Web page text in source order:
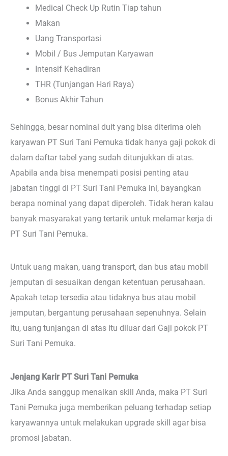
Medical Check Up Rutin Tiap tahun
Makan
Uang Transportasi
Mobil / Bus Jemputan Karyawan
Intensif Kehadiran
THR (Tunjangan Hari Raya)
Bonus Akhir Tahun
Sehingga, besar nominal duit yang bisa diterima oleh
karyawan PT Suri Tani Pemuka tidak hanya gaji pokok di
dalam daftar tabel yang sudah ditunjukkan di atas.
Apabila anda bisa menempati posisi penting atau
jabatan tinggi di PT Suri Tani Pemuka ini, bayangkan
berapa nominal yang dapat diperoleh. Tidak heran kalau
banyak masyarakat yang tertarik untuk melamar kerja di
PT Suri Tani Pemuka.
Untuk uang makan, uang transport, dan bus atau mobil
jemputan di sesuaikan dengan ketentuan perusahaan.
Apakah tetap tersedia atau tidaknya bus atau mobil
jemputan, bergantung perusahaan sepenuhnya. Selain
itu, uang tunjangan di atas itu diluar dari Gaji pokok PT
Suri Tani Pemuka.
Jenjang Karir PT Suri Tani Pemuka
Jika Anda sanggup menaikan skill Anda, maka PT Suri
Tani Pemuka juga memberikan peluang terhadap setiap
karyawannya untuk melakukan upgrade skill agar bisa
promosi jabatan.